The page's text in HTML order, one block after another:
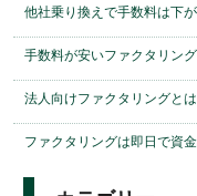
他社乗り換えで手数料は下が
手数料が安いファクタリン
法人向けファクタリングとは
ファクタリングは即日で資